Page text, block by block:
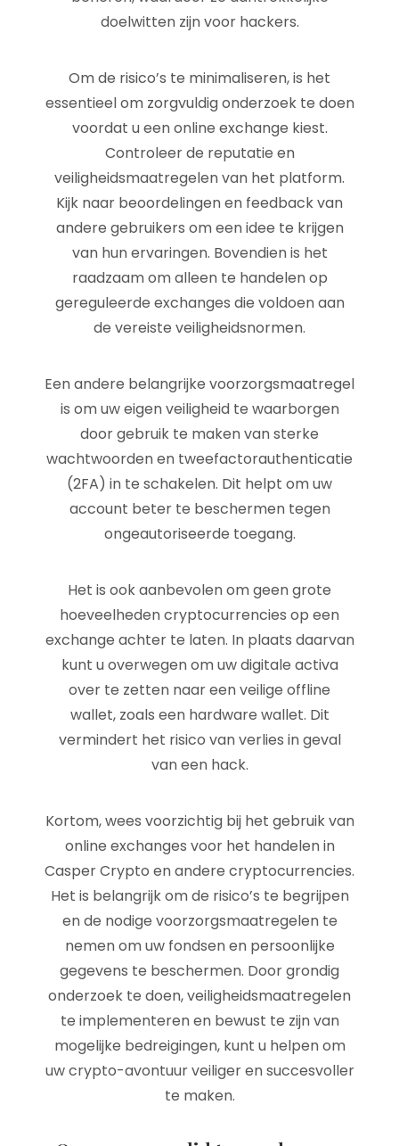
doelwitten zijn voor hackers.
Om de risico’s te minimaliseren, is het
essentieel om zorgvuldig onderzoek te doen
voordat u een online exchange kiest.
Controleer de reputatie en
veiligheidsmaatregelen van het platform.
Kijk naar beoordelingen en feedback van
andere gebruikers om een idee te krijgen
van hun ervaringen. Bovendien is het
raadzaam om alleen te handelen op
gereguleerde exchanges die voldoen aan
de vereiste veiligheidsnormen.
Een andere belangrijke voorzorgsmaatregel
is om uw eigen veiligheid te waarborgen
door gebruik te maken van sterke
wachtwoorden en tweefactorauthenticatie
(2FA) in te schakelen. Dit helpt om uw
account beter te beschermen tegen
ongeautoriseerde toegang.
Het is ook aanbevolen om geen grote
hoeveelheden cryptocurrencies op een
exchange achter te laten. In plaats daarvan
kunt u overwegen om uw digitale activa
over te zetten naar een veilige offline
wallet, zoals een hardware wallet. Dit
vermindert het risico van verlies in geval
van een hack.
Kortom, wees voorzichtig bij het gebruik van
online exchanges voor het handelen in
Casper Crypto en andere cryptocurrencies.
Het is belangrijk om de risico’s te begrijpen
en de nodige voorzorgsmaatregelen te
nemen om uw fondsen en persoonlijke
gegevens te beschermen. Door grondig
onderzoek te doen, veiligheidsmaatregelen
te implementeren en bewust te zijn van
mogelijke bedreigingen, kunt u helpen om
uw crypto-avontuur veiliger en succesvoller
te maken.